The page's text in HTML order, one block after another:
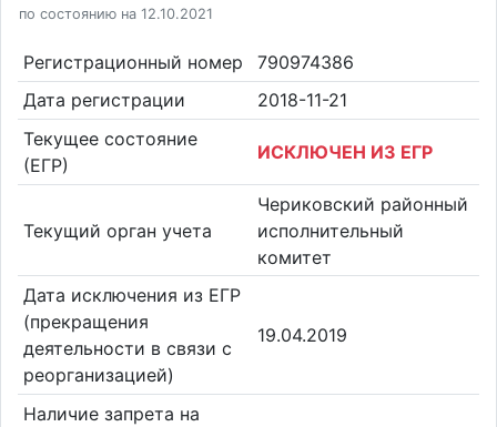
по состоянию на 12.10.2021
Регистрационный номер
790974386
Дата регистрации
2018-11-21
Текущее состояние
(ЕГР)
ИСКЛЮЧЕН ИЗ ЕГР
Текущий орган учета
Чериковский районный
исполнительный
комитет
Дата исключения из ЕГР
(прекращения
деятельности в связи с
реорганизацией)
19.04.2019
Наличие запрета на